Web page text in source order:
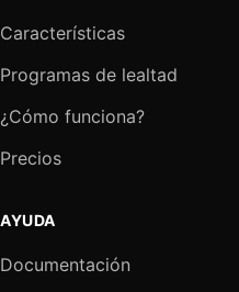
Características
Programas de lealtad
¿Cómo funciona?
Precios
AYUDA
Documentación